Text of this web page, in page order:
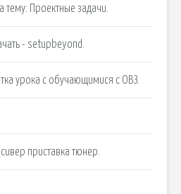
тему: Проектные задачи.
- setupbeyond.
урока с обучающимися с ОВЗ.
приставка тюнер.